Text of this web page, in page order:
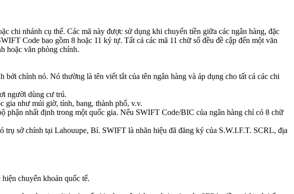
chi nhánh cụ thể. Các mã này được sử dụng khi chuyển tiền giữa các ngân hàng, đặc
Code bao gồm 8 hoặc 11 ký tự. Tất cả các mã 11 chữ số đều đề cập đến một văn
hoặc văn phòng chính.
chính nó. Nó thường là tên viết tắt của tên ngân hàng và áp dụng cho tất cả các chi
người dùng cư trú.
gia như múi giờ, tỉnh, bang, thành phố, v.v.
phận nhất định trong một quốc gia. Nếu SWIFT Code/BIC của ngân hàng chỉ có 8 chữ
sở chính tại Lahouupe, Bỉ. SWIFT là nhãn hiệu đã đăng ký của S.W.I.F.T. SCRL, địa
chuyển khoản quốc tế.